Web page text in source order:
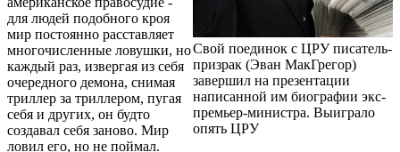
Свой поединок с ЦРУ писатель-
призрак (Эван МакГрегор)
завершил на презентации
написанной им биографии экс-
премьер-министра. Выиграло
опять ЦРУ
для людей подобного кроя
мир постоянно расставляет
многочисленные ловушки, но
каждый раз, извергая из себя
очередного демона, снимая
триллер за триллером, пугая
себя и других, он будто
создавал себя заново. Мир
ловил его, но не поймал.